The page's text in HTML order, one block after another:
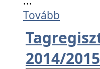
Tovább
2014/